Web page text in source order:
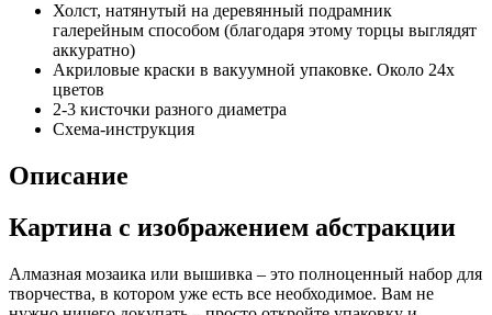
Холст, натянутый на деревянный подрамник
галерейным способом (благодаря этому торцы выглядят
аккуратно)
Акриловые краски в вакуумной упаковке. Около 24х
цветов
2-3 кисточки разного диаметра
Схема-инструкция
Описание
Картина с изображением абстракции
Алмазная мозаика или вышивка – это полноценный набор для
творчества, в котором уже есть все необходимое. Вам не